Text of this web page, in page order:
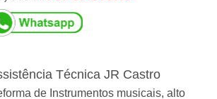
Técnica JR Castro
de Instrumentos musicais, alto